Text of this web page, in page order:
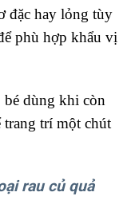
đặc hay lỏng tùy
phù hợp khẩu vị
bé dùng khi còn
trang trí một chút
rau củ quả